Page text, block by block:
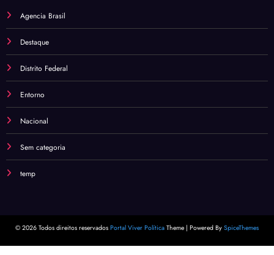
Agencia Brasil
Destaque
Distrito Federal
Entorno
Nacional
Sem categoria
temp
© 2026 Todos direitos reservados Portal Viver Política Theme | Powered By SpiceThemes